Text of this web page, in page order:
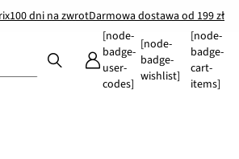
100 dni na zwrotDarmowa dostawa od 199 zł
[node-
badge-
user-
codes]
[node-
badge-
wishlist]
[node-
badge-
cart-
items]